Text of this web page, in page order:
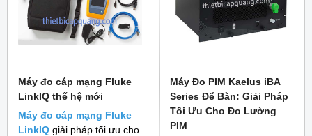
Máy đo cáp mạng Fluke
LinkIQ thế hệ mới
Máy đo cáp mạng Fluke
LinkIQ giải pháp tối ưu cho
Máy Đo PIM Kaelus iBA
Series Để Bàn: Giải Pháp
Tối Ưu Cho Đo Lường
PIM